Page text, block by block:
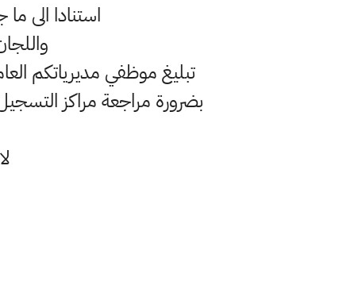
استنادا الى
واللجان
تبلیغ موظفي مديرياتكم
بضرورة مراجعة مراكز